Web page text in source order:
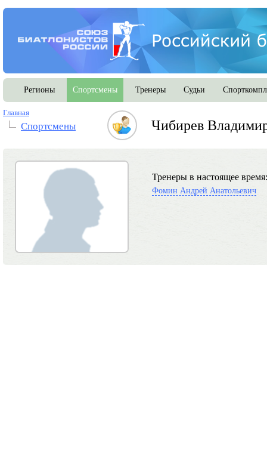
Регионы Спортсмены Тренеры Судьи
Главная
Спортсмены Чибирев
Тренеры в настоящее время:
Фомин Андрей Анатольевич